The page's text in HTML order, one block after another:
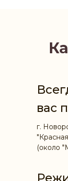
вас
г.
(около